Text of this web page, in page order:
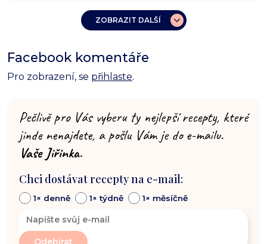
ZOBRAZIT DALŠÍ
Facebook komentáře
Pro zobrazení, se přihlaste.
Pečlivě pro Vás vyberu ty nejlepší recepty, které
jinde nenajdete, a pošlu Vám je do e-mailu.
Vaše Jiřinka.
Chci dostávat recepty na e-mail:
1× denně 1× týdně 1× měsíčně